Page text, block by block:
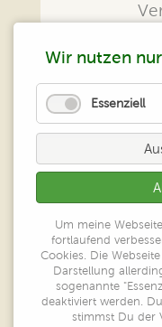
Wir nutzen
Essenziell
Um meine
fortlaufend
Cookies. Die
Darstellung
sogenannte
deaktiviert werden.
stimmst Du der